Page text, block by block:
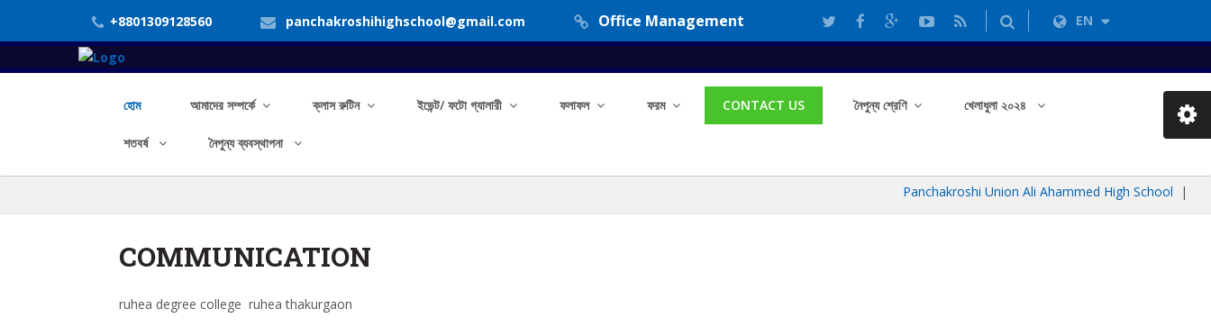
+8801309128560 panchakroshihighschool@gmail.com Office Management EN
হোম আমাদের সম্পর্কে ক্লাস রুটিন ইভেন্ট/ ফটো গ্যালারী ফলাফল ফরম CONTACT US নৈপুন্য শ্রেণি খেলাধুলা ২০২৪
শতবর্ষ নৈপুন্য ব্যবস্থাপনা
Panchakroshi Union Ali Ahammed High School|
COMMUNICATION
ruhea degree college ruhea thakurgaon